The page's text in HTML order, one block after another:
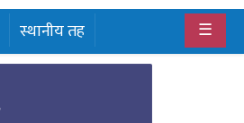
☰
स्थानीय तह